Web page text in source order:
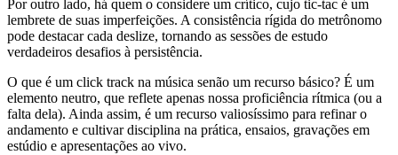
Por outro lado, há quem o considere um crítico, cujo tic-tac é um
lembrete de suas imperfeições. A consistência rígida do metrônomo
pode destacar cada deslize, tornando as sessões de estudo
verdadeiros desafios à persistência.
O que é um click track na música senão um recurso básico? É um
elemento neutro, que reflete apenas nossa proficiência rítmica (ou a
falta dela). Ainda assim, é um recurso valiosíssimo para refinar o
andamento e cultivar disciplina na prática, ensaios, gravações em
estúdio e apresentações ao vivo.